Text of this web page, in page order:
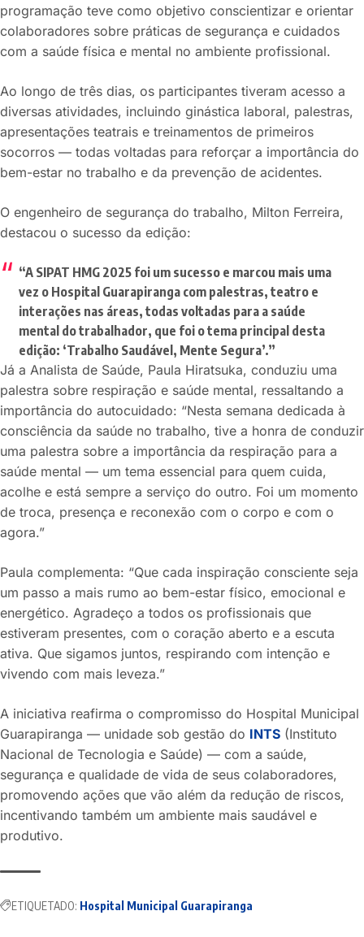
programação teve como objetivo conscientizar e orientar
colaboradores sobre práticas de segurança e cuidados
com a saúde física e mental no ambiente profissional.
Ao longo de três dias, os participantes tiveram acesso a
diversas atividades, incluindo ginástica laboral, palestras,
apresentações teatrais e treinamentos de primeiros
socorros — todas voltadas para reforçar a importância do
bem-estar no trabalho e da prevenção de acidentes.
O engenheiro de segurança do trabalho, Milton Ferreira,
destacou o sucesso da edição:
“A SIPAT HMG 2025 foi um sucesso e marcou mais uma
vez o Hospital Guarapiranga com palestras, teatro e
interações nas áreas, todas voltadas para a saúde
mental do trabalhador, que foi o tema principal desta
edição: ‘Trabalho Saudável, Mente Segura’.”
Já a Analista de Saúde, Paula Hiratsuka, conduziu uma
palestra sobre respiração e saúde mental, ressaltando a
importância do autocuidado: “Nesta semana dedicada à
consciência da saúde no trabalho, tive a honra de conduzir
uma palestra sobre a importância da respiração para a
saúde mental — um tema essencial para quem cuida,
acolhe e está sempre a serviço do outro. Foi um momento
de troca, presença e reconexão com o corpo e com o
agora.”
Paula complementa: “Que cada inspiração consciente seja
um passo a mais rumo ao bem-estar físico, emocional e
energético. Agradeço a todos os profissionais que
estiveram presentes, com o coração aberto e a escuta
ativa. Que sigamos juntos, respirando com intenção e
vivendo com mais leveza.”
A iniciativa reafirma o compromisso do Hospital Municipal
Guarapiranga — unidade sob gestão do INTS (Instituto
Nacional de Tecnologia e Saúde) — com a saúde,
segurança e qualidade de vida de seus colaboradores,
promovendo ações que vão além da redução de riscos,
incentivando também um ambiente mais saudável e
produtivo.
ETIQUETADO: Hospital Municipal Guarapiranga